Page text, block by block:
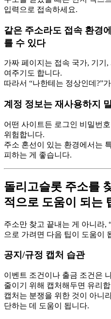
입력으로 접속하세요.
같은 주소라도 접속 환경
를 수 있다
가짜 페이지는 접속 국가, 기기
여주기도 합니다.
따라서 “나한테는 정상인데?”
계정 정보는 재사용하지 말
어떤 사이트든 로그인 비밀번
위험합니다.
주소 혼선이 있는 환경에서는
피하는 게 좋습니다.
돌리고슬롯 주소를
적으로 도움이 되는
주소만 찾고 끝내는 게 아니라,
으로 가려면 다음 팁이 도움이
공지/규정 캡처 습관
이벤트 조건이나 출금 조건은
줄이기 위해 캡처해두면 유리
캡처는 분쟁을 위한 것이 아니
단하는 데 도움이 됩니다.